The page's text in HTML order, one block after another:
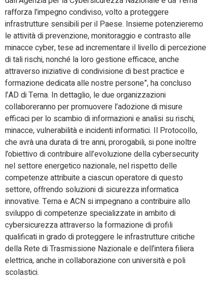
rafforza l’impegno condiviso, volto a proteggere
infrastrutture sensibili per il Paese. Insieme potenzieremo
le attività di prevenzione, monitoraggio e contrasto alle
minacce cyber, tese ad incrementare il livello di percezione
di tali rischi, nonché la loro gestione efficace, anche
attraverso iniziative di condivisione di best practice e
formazione dedicata alle nostre persone”, ha concluso
l’AD di Terna. In dettaglio, le due organizzazioni
collaboreranno per promuovere l’adozione di misure
efficaci per lo scambio di informazioni e analisi su rischi,
minacce, vulnerabilità e incidenti informatici. Il Protocollo,
che avrà una durata di tre anni, prorogabili, si pone inoltre
l’obiettivo di contribuire all’evoluzione della cybersecurity
nel settore energetico nazionale, nel rispetto delle
competenze attribuite a ciascun operatore di questo
settore, offrendo soluzioni di sicurezza informatica
innovative. Terna e ACN si impegnano a contribuire allo
sviluppo di competenze specializzate in ambito di
cybersicurezza attraverso la formazione di profili
qualificati in grado di proteggere le infrastrutture critiche
della Rete di Trasmissione Nazionale e dell’intera filiera
elettrica, anche in collaborazione con università e poli
scolastici.